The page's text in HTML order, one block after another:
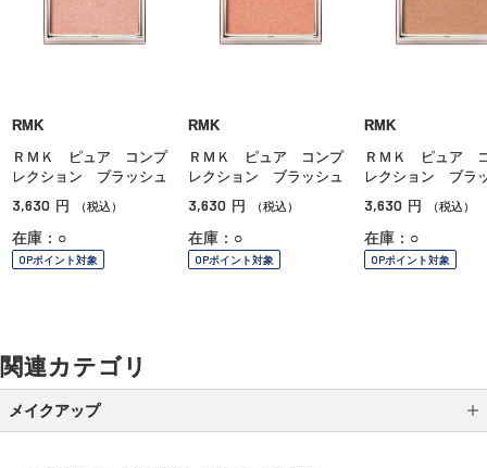
RMK
ＲＭＫ ピュア コンプ
レクション ブラッシュ
3,630 円 （税込）
在庫：○
OPポイント対象
RMK
ＲＭＫ ピュア コンプ
レクション ブラッシュ
3,630 円 （税込）
在庫：○
OPポイント対象
RMK
ＲＭＫ ピュア
レクション ブラ
3,630 円 （税込）
在庫：○
OPポイント対象
関連カテゴリ
メイクアップ